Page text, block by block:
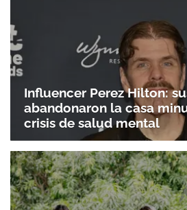
Influencer Perez Hilton:
abandonaron la casa
crisis de salud mental